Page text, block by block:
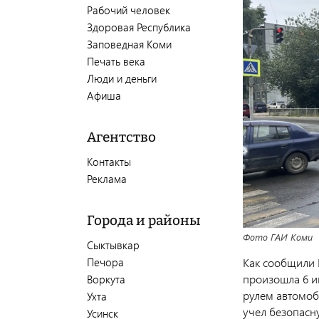
Рабочий человек
Здоровая Республика
Заповедная Коми
Печать века
Люди и деньги
Афиша
Агентство
Контакты
Реклама
Города и районы
Сыктывкар
Печора
Воркута
Ухта
Усинск
Фото ГАИ Коми
Как сообщили
произошла 6
рулем
учел